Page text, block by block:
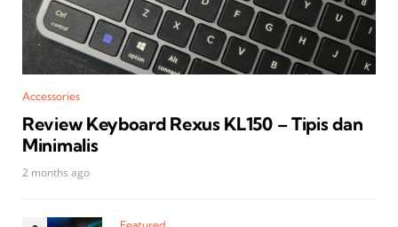
Accessories
Review Keyboard Rexus KL150 – Tipis dan
Minimalis
2 months ago